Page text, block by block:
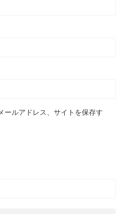
ールアドレス、サイトを保存す